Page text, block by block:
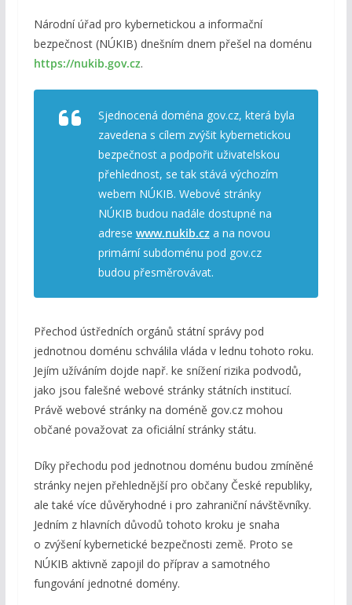
Národní úřad pro kybernetickou a informační
bezpečnost (NÚKIB) dnešním dnem přešel na doménu
https://nukib.gov.cz.
Sjednocená doména gov.cz, která byla
zavedena s cílem zvýšit kybernetickou
bezpečnost a podpořit uživatelskou
přehlednost, se tak stává výchozím
webem NÚKIB. Webové stránky
NÚKIB budou nadále dostupné na
adrese www.nukib.cza na novou
primární subdoménu pod gov.cz
budou přesměrovávat.
Přechod ústředních orgánů státní správy pod
jednotnou doménu schválila vláda v lednu tohoto roku.
Jejím užíváním dojde např. ke snížení rizika podvodů,
jako jsou falešné webové stránky státních institucí.
Právě webové stránky na doméně gov.cz mohou
občané považovat za oficiální stránky státu.
Díky přechodu pod jednotnou doménu budou zmíněné
stránky nejen přehlednější pro občany České republiky,
ale také více důvěryhodné i pro zahraniční návštěvníky.
Jedním z hlavních důvodů tohoto kroku je snaha
o zvýšení kybernetické bezpečnosti země. Proto se
NÚKIB aktivně zapojil do příprav a samotného
fungování jednotné domény.